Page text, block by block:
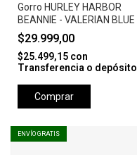
Gorro HURLEY HARBOR
BEANNIE - VALERIAN BLUE
$29.999,00
$25.499,15 con
Transferencia o depósito
Comprar
ENVÍO GRATIS